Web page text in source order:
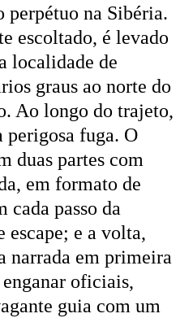
perpétuo na Sibéria.
escoltado, é levado
localidade de
graus ao norte do
Ao longo do trajeto,
fuga. O
duas partes com
em formato de
cada passo da
escape; e a volta,
narrada em primeira
oficiais,
guia com um